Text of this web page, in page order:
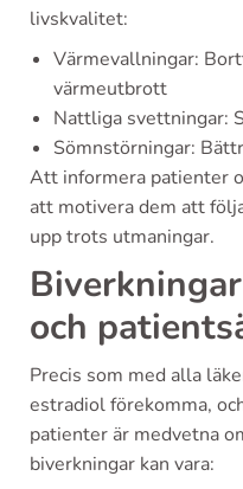
livskvalitet:
Värmevallningar:
värmeutbrott
Nattliga svettningar:
Sömnstörningar:
Att informera patienter
att motivera dem att
upp trots utmaningar.
och
Precis som med alla
estradiol förekomma,
patienter är medvetna
biverkningar kan vara: